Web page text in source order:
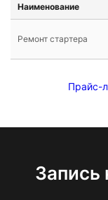
Наименование
Ремонт стартера
Прайс-
Запись